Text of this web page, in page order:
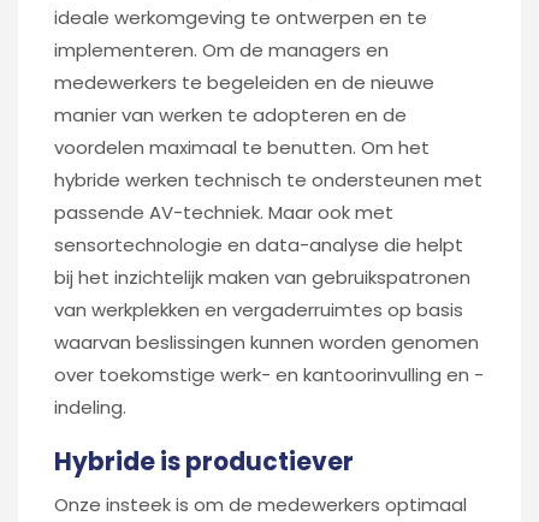
ideale werkomgeving te ontwerpen en te
implementeren. Om de managers en
medewerkers te begeleiden en de nieuwe
manier van werken te adopteren en de
voordelen maximaal te benutten. Om het
hybride werken technisch te ondersteunen met
passende AV-techniek. Maar ook met
sensortechnologie en data-analyse die helpt
bij het inzichtelijk maken van gebruikspatronen
van werkplekken en vergaderruimtes op basis
waarvan beslissingen kunnen worden genomen
over toekomstige werk- en kantoorinvulling en -
indeling.
Hybride is productiever
Onze insteek is om de medewerkers optimaal